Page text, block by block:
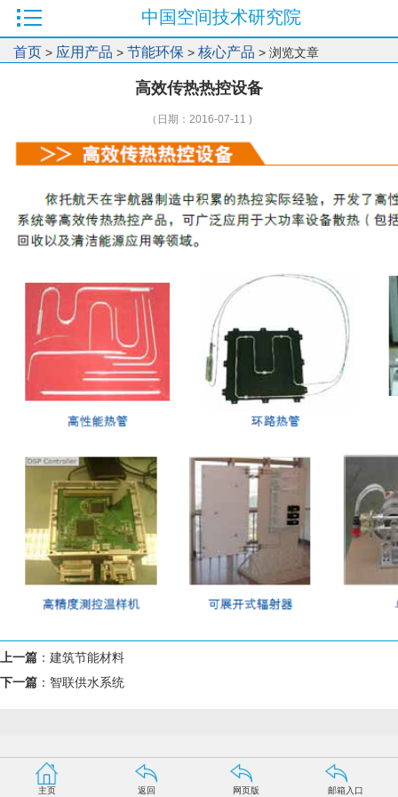
中国空间技术研究院
首页 > 应用产品 > 节能环保 > 核心产品 > 浏览文章
高效传热热控设备
（日期：2016-07-11 )
上一篇 ： 建筑节能材料
下一篇 ： 智联供水系统
主页 返回 网页版 邮箱入口